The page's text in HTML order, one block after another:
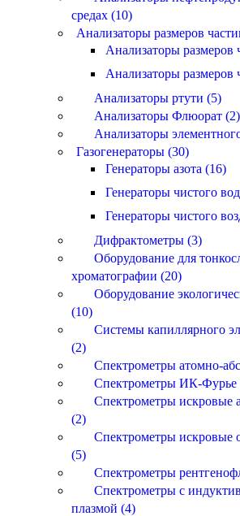
средах (10)
Анализаторы размеров
Анализаторы размеров
Анализаторы размеров
Анализаторы ртути (5)
Анализаторы Флюорат (2)
Анализаторы
Газогенераторы (30)
Генераторы азота (16)
Генераторы чистого
Генераторы чистого
Дифрактометры (3)
Оборудование для
хроматографии (20)
Оборудование
(10)
Системы капиллярного
(2)
Спектрометры атомно-
Спектрометры ИК-Фурье
Спектрометры искровые
(2)
Спектрометры искровые
(5)
Спектрометры
Спектрометры с
плазмой (4)